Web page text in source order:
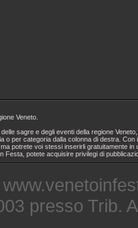
Veneto.
sagre e degli eventi della regione
o per categoria dalla colonna di destra.
potrete voi stessi inserirli gratuitamente
Festa, potete acquisire privilegi di
presso Trib.